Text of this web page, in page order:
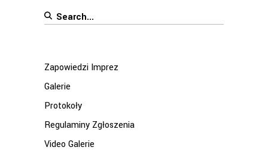
Search
Zapowiedzi Imprez
Galerie
Protokoły
Regulaminy Zgłoszenia
Video Galerie